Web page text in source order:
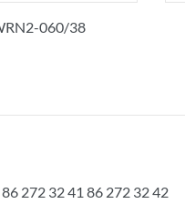
060/38
86 272 32 41 86 272 32 42